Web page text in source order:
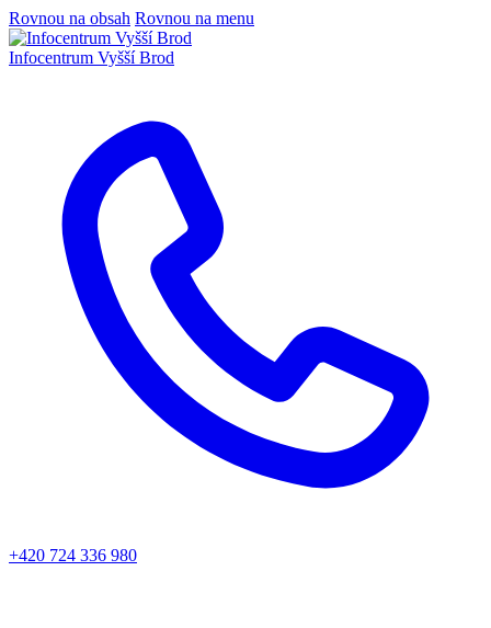
Rovnou na obsah Rovnou na menu
Infocentrum Vyšší Brod
+420 724 336 980